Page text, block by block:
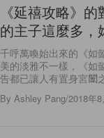
《延禧攻略》
的主子這麼多，
千呼萬喚始出來的《如
美的淡雅不一樣，《如
告都已讓人有置身宮闈
By Ashley Pang/2018年8